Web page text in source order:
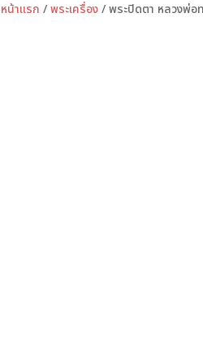
หน้าแรก /พระเครื่อง/ พระปิดตา หลวงพ่อ